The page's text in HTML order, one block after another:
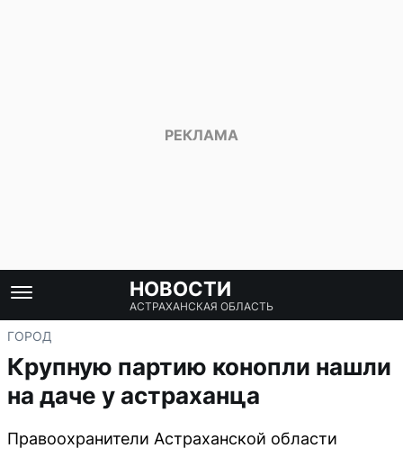
НОВОСТИ
АСТРАХАНСКАЯ ОБЛАСТЬ
ГОРОД
Крупную партию конопли нашли
на даче у астраханца
Правоохранители Астраханской области